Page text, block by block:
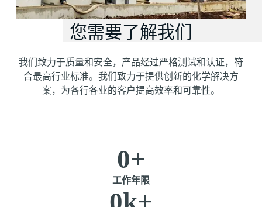
您需要了解我们
我们致力于质量和安全，产品经过严格测试和认证，符
合最高行业标准。我们致力于提供创新的化学解决方
案，为各行各业的客户提高效率和可靠性。
工作年限
0+